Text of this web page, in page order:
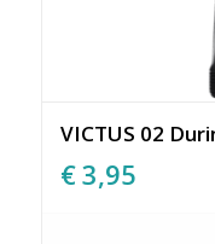
VICTUS 02
€3,95